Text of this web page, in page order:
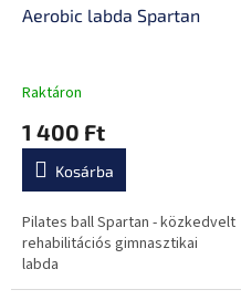
Aerobic labda Spartan
Raktáron
1 400 Ft
Kosárba
Pilates ball Spartan - közkedvelt
rehabilitációs gimnasztikai
labda